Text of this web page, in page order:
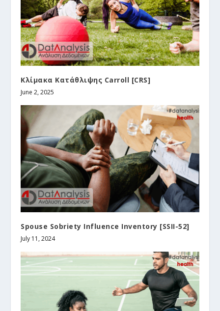
Κλίμακα Κατάθλιψης Carroll [CRS]
June 2, 2025
Spouse Sobriety Influence Inventory [SSII-52]
July 11, 2024